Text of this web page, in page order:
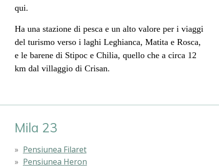
qui.
Ha una stazione di pesca e un alto valore per i viaggi
del turismo verso i laghi Leghianca, Matita e Rosca,
e le barene di Stipoc e Chilia, quello che a circa 12
km dal villaggio di Crisan.
Mila 23
Pensiunea Filaret
Pensiunea Heron